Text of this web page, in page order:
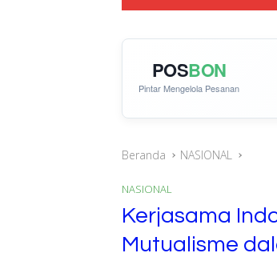
POSBON
Pintar Mengelola Pesanan
Beranda NASIONAL
NASIONAL
Kerjasama
Mutualisme